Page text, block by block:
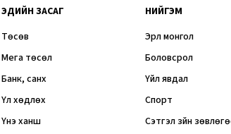
ЭДИЙН ЗАСАГ
Төсөв
Мега төсөл
Банк, санхүү
Үл хөдлөх
Үнэ ханш
НИЙГЭМ
Эрүүл монгол
Боловсрол
Үйл явдал
Спорт
Сэтгэл зүйн